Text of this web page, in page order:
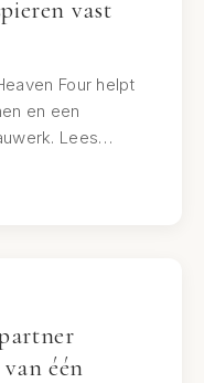
vast
Four helpt
en een
Lees…
één